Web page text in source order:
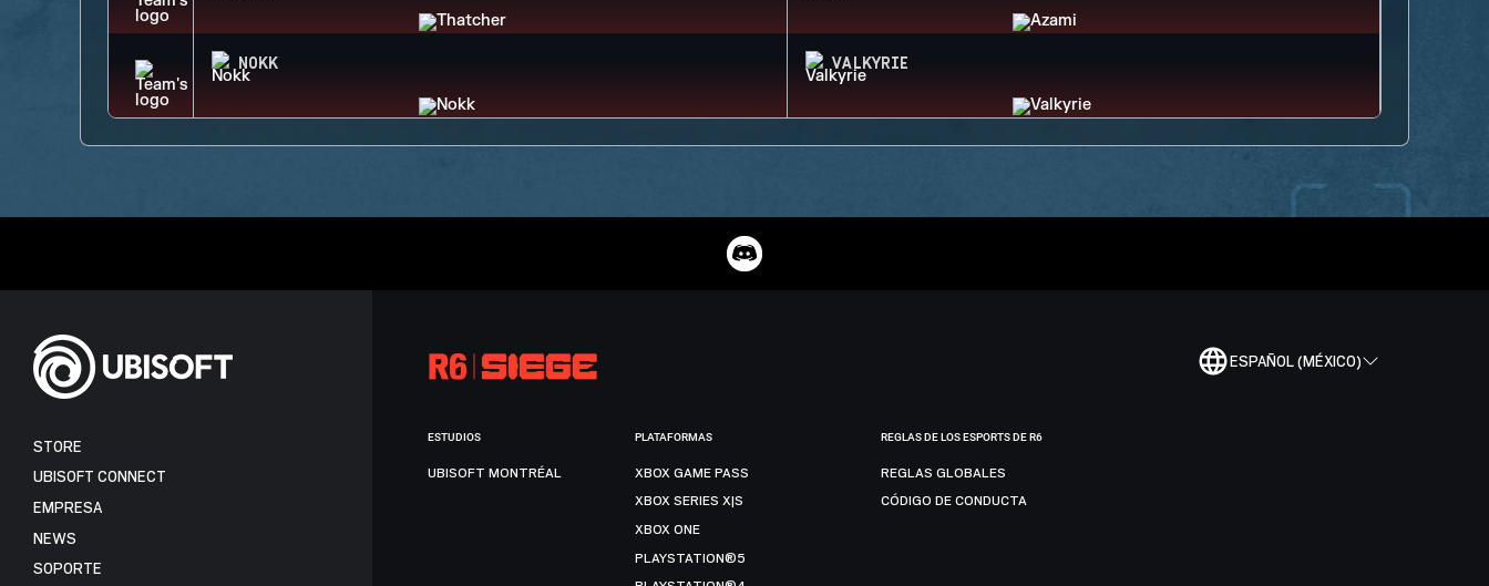
NOKK VALKYRIE
ESPAÑOL (MÉXICO)
STORE
UBISOFT CONNECT
EMPRESA
NEWS
SOPORTE
ESTUDIOS
UBISOFT MONTRÉAL
PLATAFORMAS
XBOX GAME PASS
XBOX SERIES X|S
XBOX ONE
PLAYSTATION®5
REGLAS DE LOS ESPORTS DE R6
REGLAS GLOBALES
CÓDIGO DE CONDUCTA